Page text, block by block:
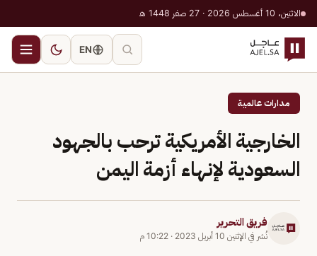
الاثنين، 10 أغسطس 2026 · 27 صفر 1448 هـ
EN
مدارات عالمية
الخارجية الأمريكية ترحب بالجهود
السعودية لإنهاء أزمة اليمن
فريق التحرير
نُشر في الإثنين 10 أبريل 2023 · 10:22 م